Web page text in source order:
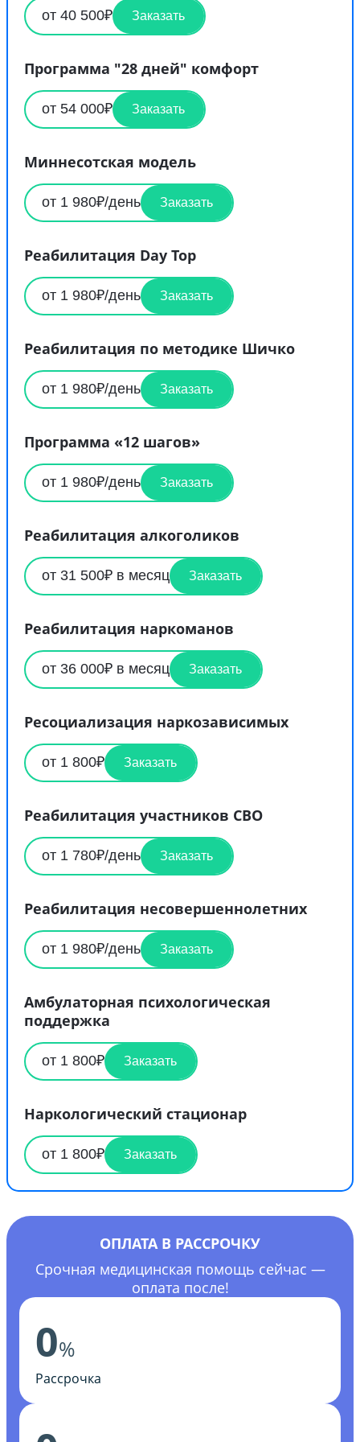
от 40 500₽ Заказать
Программа "28 дней" комфорт
от 54 000₽ Заказать
Миннесотская модель
от 1 980₽/день Заказать
Реабилитация Day Top
от 1 980₽/день Заказать
Реабилитация по методике Шичко
от 1 980₽/день Заказать
Программа «12 шагов»
от 1 980₽/день Заказать
Реабилитация алкоголиков
от 31 500₽ в месяц Заказать
Реабилитация наркоманов
от 36 000₽ в месяц Заказать
Ресоциализация наркозависимых
от 1 800₽ Заказать
Реабилитация участников СВО
от 1 780₽/день Заказать
Реабилитация несовершеннолетних
от 1 980₽/день Заказать
Амбулаторная психологическая
поддержка
от 1 800₽ Заказать
Наркологический стационар
от 1 800₽ Заказать
ОПЛАТА В РАССРОЧКУ
Срочная медицинская помощь сейчас —
оплата после!
0%
Рассрочка